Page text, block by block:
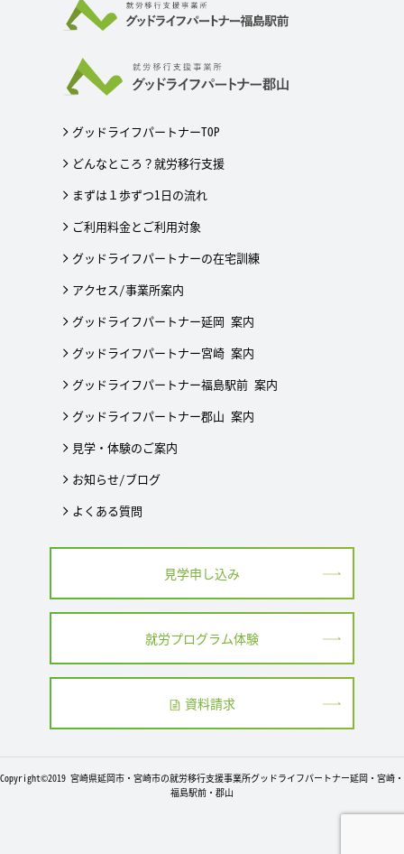
グッドライフパートナーTOP
どんなところ？就労移行支援
まずは１歩ずつ1日の流れ
ご利用料金とご利用対象
グッドライフパートナーの在宅訓練
アクセス/事業所案内
グッドライフパートナー延岡 案内
グッドライフパートナー宮崎 案内
グッドライフパートナー福島駅前 案内
グッドライフパートナー郡山 案内
見学・体験のご案内
お知らせ/ブログ
よくある質問
見学申し込み
就労プログラム体験
資料請求
Copyright©2019 宮崎県延岡市・宮崎市の就労移行支援事業所グッドライフパートナー延岡・宮崎・
福島駅前・郡山